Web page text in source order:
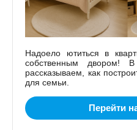
Надоело ютиться в
собственным двором!
рассказываем, как
для семьи.
Перейти